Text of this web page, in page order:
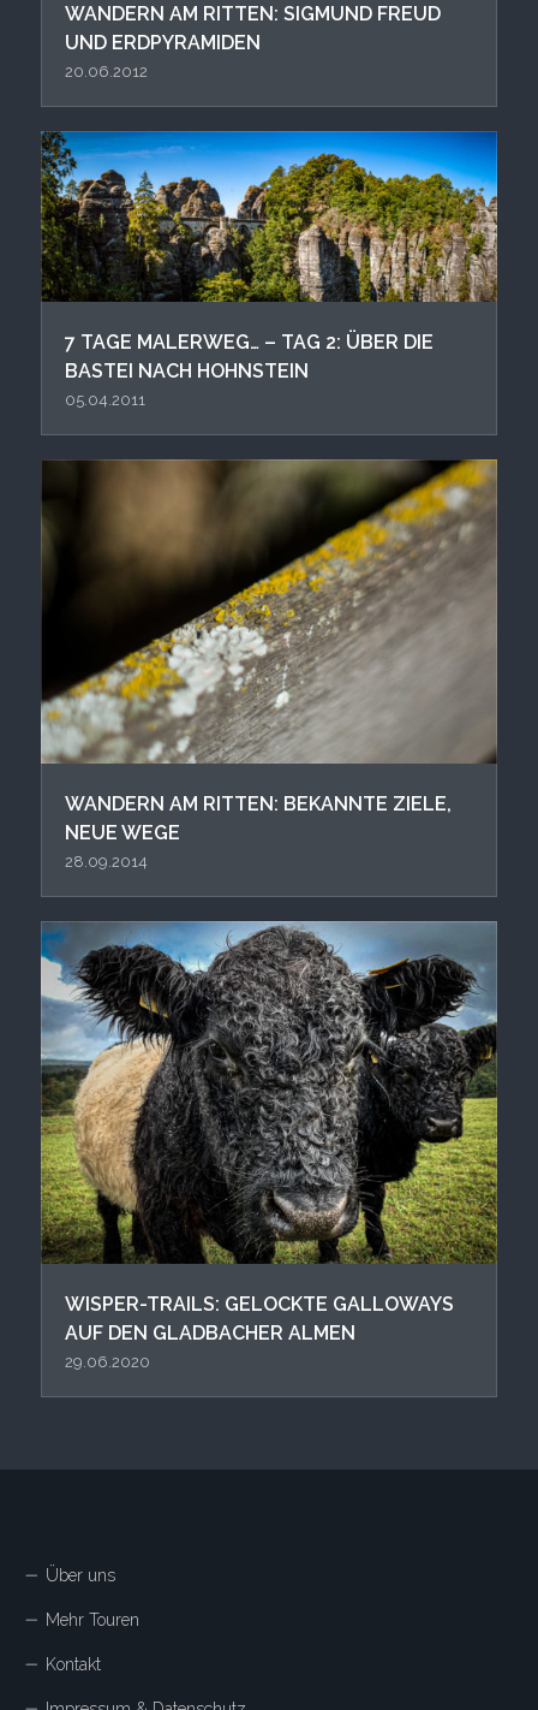
WANDERN AM RITTEN: SIGMUND FREUD
UND ERDPYRAMIDEN
20.06.2012
7 TAGE MALERWEG… – TAG 2: ÜBER DIE
BASTEI NACH HOHNSTEIN
05.04.2011
WANDERN AM RITTEN: BEKANNTE ZIELE,
NEUE WEGE
28.09.2014
WISPER-TRAILS: GELOCKTE GALLOWAYS
AUF DEN GLADBACHER ALMEN
29.06.2020
Über uns
Mehr Touren
Kontakt